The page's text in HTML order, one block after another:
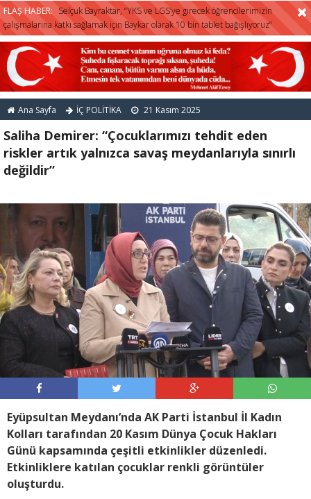
Selçuk Bayraktar, “YKS ve LGS’ye girecek öğrencilerimizin
çalışmalarına katkı sağlamak için Baykar olarak 10 bin tablet bağışlıyoruz”
Ana Sayfa İÇ POLİTİKA 21 Kasım 2025
Saliha Demirer: “Çocuklarımızı tehdit eden
riskler artık yalnızca savaş meydanlarıyla sınırlı
değildir”
Eyüpsultan Meydanı’nda AK Parti İstanbul İl Kadın
Kolları tarafından 20 Kasım Dünya Çocuk Hakları
Günü kapsamında çeşitli etkinlikler düzenledi.
Etkinliklere katılan çocuklar renkli görüntüler
oluşturdu.